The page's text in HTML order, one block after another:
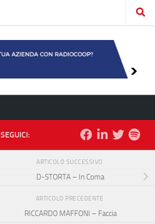
SEGUICI:
ARTICOLO SUCCESSIVO
D-STORTA – In Coma
ARTICOLO PRECEDENTE
RICCARDO MAFFONI – Faccia